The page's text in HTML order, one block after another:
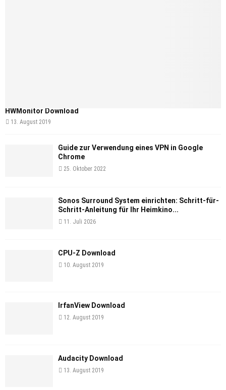
HWMonitor Download
13. August 2019
Guide zur Verwendung eines VPN in Google
Chrome
25. Oktober 2022
Sonos Surround System einrichten: Schritt-für-
Schritt-Anleitung für Ihr Heimkino...
11. Juli 2026
CPU-Z Download
10. August 2019
IrfanView Download
12. August 2019
Audacity Download
13. August 2019